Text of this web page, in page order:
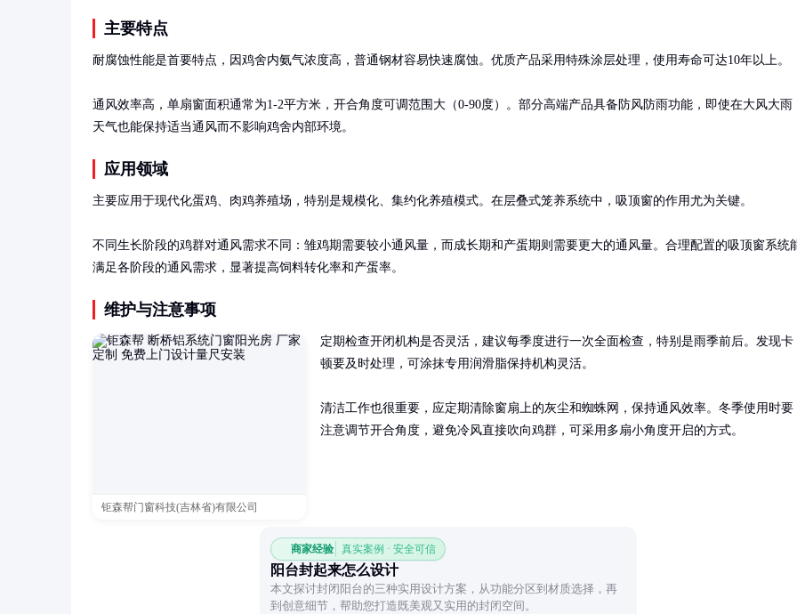
主要特点
耐腐蚀性能是首要特点，因鸡舍内氨气浓度高，普通钢材容易快速腐蚀。优质产品采用特殊涂层处理，使用寿命可达10年以上。
通风效率高，单扇窗面积通常为1-2平方米，开合角度可调范围大（0-90度）。部分高端产品具备防风防雨功能，即使在大风大雨
天气也能保持适当通风而不影响鸡舍内部环境。
应用领域
主要应用于现代化蛋鸡、肉鸡养殖场，特别是规模化、集约化养殖模式。在层叠式笼养系统中，吸顶窗的作用尤为关键。
不同生长阶段的鸡群对通风需求不同：雏鸡期需要较小通风量，而成长期和产蛋期则需要更大的通风量。合理配置的吸顶窗系统
满足各阶段的通风需求，显著提高饲料转化率和产蛋率。
维护与注意事项
钜森帮门窗科技(吉林省)有限公司
定期检查开闭机构是否灵活，建议每季度进行一次全面检查，特别是雨季前后。发现卡
顿要及时处理，可涂抹专用润滑脂保持机构灵活。
清洁工作也很重要，应定期清除窗扇上的灰尘和蜘蛛网，保持通风效率。冬季使用时要
注意调节开合角度，避免冷风直接吹向鸡群，可采用多扇小角度开启的方式。
商家经验 真实案例 · 安全可信
阳台封起来怎么设计
本文探讨封闭阳台的三种实用设计方案，从功能分区到材质选择，再
到创意细节，帮助您打造既美观又实用的封闭空间。